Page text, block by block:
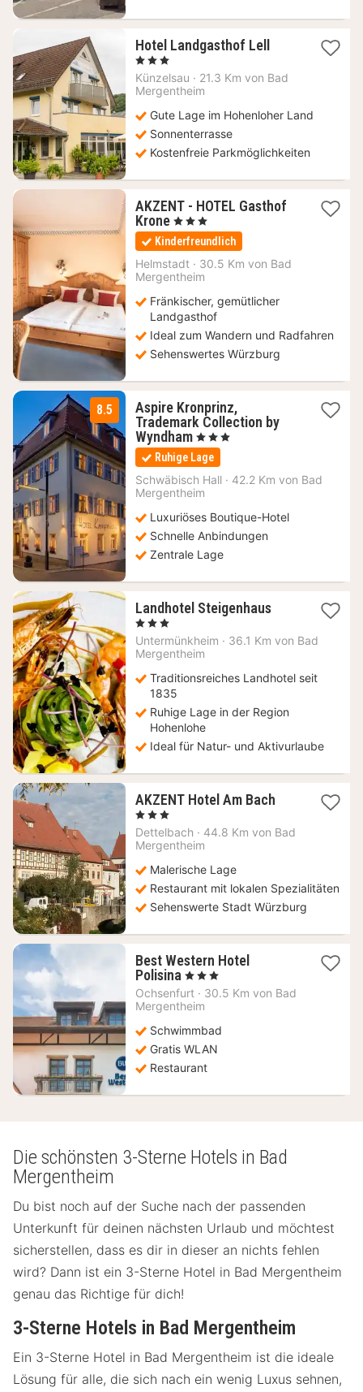
Hotel Landgasthof Lell 1
ab
, 3 Sterne
Künzelsau · 21.3 Km von Bad
Mergentheim
Gute Lage im Hohenloher Land
Sonnenterrasse
Kostenfreie Parkmöglichkeiten
AKZENT - HOTEL Gasthof
Krone 1
Nacht
ab
105,02
€
, 3 Sterne
Kinderfreundlich
Helmstadt · 30.5 Km von Bad
Mergentheim
Fränkischer, gemütlicher
Landgasthof
Ideal zum Wandern und Radfahren
Sehenswertes Würzburg
8.5
Aspire Kronprinz,
Trademark Collection by
Wyndham 1
Nacht
ab
99
€
, 3 Sterne
Ruhige Lage
Schwäbisch Hall · 42.2 Km von Bad
Mergentheim
Luxuriöses Boutique-Hotel
Schnelle Anbindungen
Zentrale Lage
Landhotel Steigenhaus1
ab
, 3 Sterne
Untermünkheim · 36.1 Km von Bad
Mergentheim
Traditionsreiches Landhotel seit
1835
Ruhige Lage in der Region
Hohenlohe
Ideal für Natur- und Aktivurlaube
AKZENT Hotel Am Bach1
ab
, 3 Sterne
Dettelbach · 44.8 Km von Bad
Mergentheim
Malerische Lage
Restaurant mit lokalen Spezialitäten
Sehenswerte Stadt Würzburg
Best Western Hotel
Polisina 1
Nacht
ab
€
, 3 Sterne
Ochsenfurt · 30.5 Km von Bad
Mergentheim
Schwimmbad
Gratis WLAN
Restaurant
Die schönsten 3-Sterne Hotels in Bad
Mergentheim
Du bist noch auf der Suche nach der passenden
Unterkunft für deinen nächsten Urlaub und möchtest
sicherstellen, dass es dir in dieser an nichts fehlen
wird? Dann ist ein 3-Sterne Hotel in Bad Mergentheim
genau das Richtige für dich!
3-Sterne Hotels in Bad Mergentheim
Ein 3-Sterne Hotel in Bad Mergentheim ist die ideale
Lösung für alle, die sich nach ein wenig Luxus sehnen,